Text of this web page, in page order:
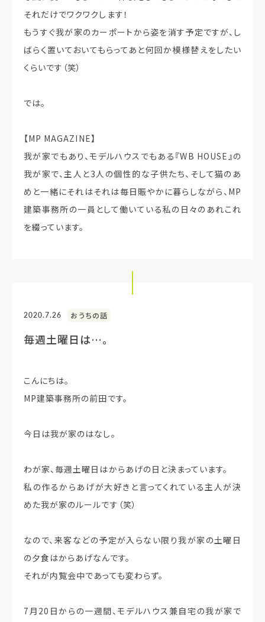
それだけでワクワクします！
もうすぐ我が家のカーポートから姿を消す予定ですが、し
ばらく置いておいてもらってあと何回か模様替えをしたい
くらいです（笑）
では。
【MP MAGAZINE】
我が家でもあり、モデルハウスでもある『WB HOUSE』の
我が家で、主人と3人の個性的な子供たち、そして猫のあ
めと一緒にそれはそれは毎日賑やかに暮らしながら、MP
建築事務所の一員として働いている私の日々のあれこれ
を綴っています。
2020.7.26 おうちの話
毎週土曜日は…。
こんにちは。
MP建築事務所の前田です。
今日は我が家のはなし。
わが家、毎週土曜日はからあげの日と決まっています。
私の作るからあげが大好きと言ってくれている主人が決
めた我が家のルールです（笑）
なので、来客などの予定が入らない限り我が家の土曜日
の夕食はからあげなんです。
それが内覧会中であっても変わらず。
7月20日からの一週間、モデルハウス兼自宅の我が家で